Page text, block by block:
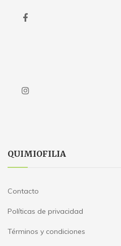
QUIMIOFILIA
Contacto
Políticas de privacidad
Términos y condiciones